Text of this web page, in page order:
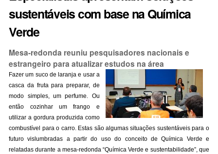
sustentáveis com base na Química
Verde
Mesa-redonda reuniu pesquisadores nacionais e
estrangeiro para atualizar estudos na área
Fazer um suco de laranja e usar a
casca da fruta para preparar, de
modo simples, um perfume. Ou
então cozinhar um frango e
utilizar a gordura produzida como
combustível para o carro. Estas são algumas situações sustentáveis para o
futuro vislumbradas a partir do uso do conceito de Química Verde e
relatadas durante a mesa-redonda “Química Verde e sustentabilidade”, que